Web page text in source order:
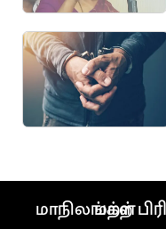
மாநிலங்கள்
மற்ற